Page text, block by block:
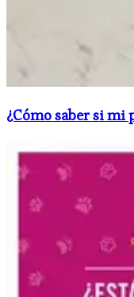
¿Cómo saber si mi